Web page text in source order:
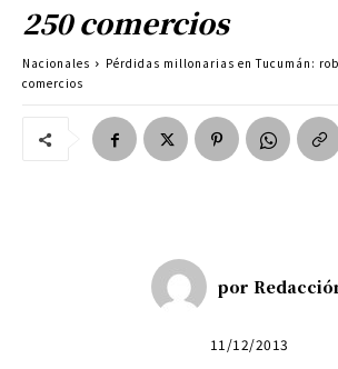
250 comercios
Nacionales
Pérdidas millonarias en Tucumán:
comercios
por
11/12/2013